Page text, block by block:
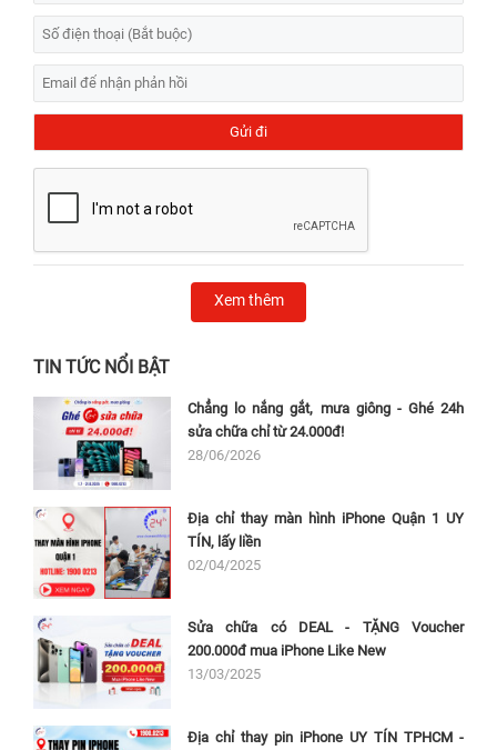
Xem thêm
TIN TỨC NỔI BẬT
Chẳng lo nắng gắt, mưa giông - Ghé 24h
sửa chữa chỉ từ 24.000đ!
28/06/2026
Địa chỉ thay màn hình iPhone Quận 1 UY
TÍN, lấy liền
02/04/2025
Sửa chữa có DEAL - TẶNG Voucher
200.000đ mua iPhone Like New
13/03/2025
Địa chỉ thay pin iPhone UY TÍN TPHCM -